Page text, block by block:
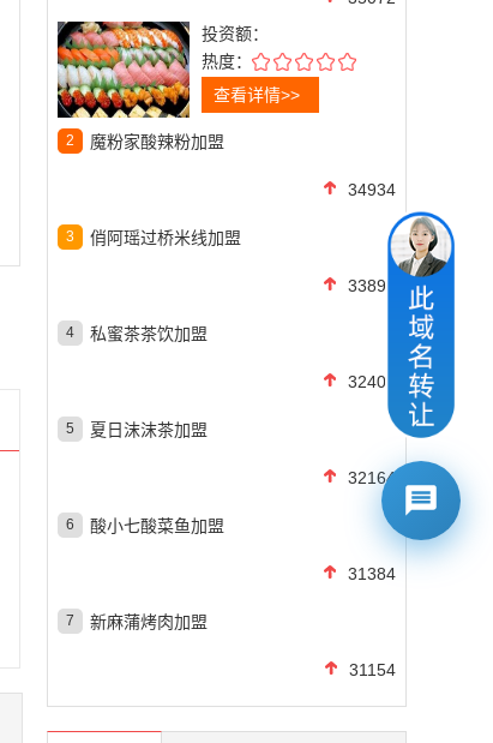
投资额：
热度：
查看详情>>
2 魔粉家酸辣粉加盟
34934
3 俏阿瑶过桥米线加盟
33899
4 私蜜茶茶饮加盟
32404
5 夏日沫沫茶加盟
32164
6 酸小七酸菜鱼加盟
31384
7 新麻蒲烤肉加盟
31154